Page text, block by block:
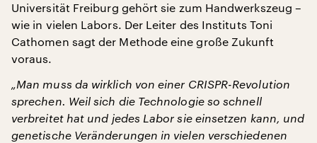
Universität Freiburg gehört sie zum Handwerkszeug –
wie in vielen Labors. Der Leiter des Instituts Toni
Cathomen sagt der Methode eine große Zukunft
voraus.
„Man muss da wirklich von einer CRISPR-Revolution
sprechen. Weil sich die Technologie so schnell
verbreitet hat und jedes Labor sie einsetzen kann, und
genetische Veränderungen in vielen verschiedenen